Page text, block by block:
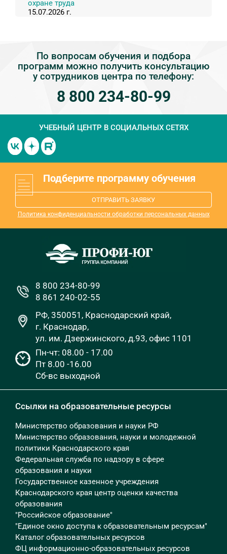
охране труда
15.07.2026 г.
По вопросам обучения и подбора
программ можно получить консультацию
у сотрудников центра по телефону:
8 800 234-80-99
УЧЕБНЫЙ ЦЕНТР В СОЦИАЛЬНЫХ СЕТЯХ
Подберите программу обучения
ОТПРАВИТЬ ЗАЯВКУ
Политика конфиденциальности обработки персональных данных
8 800 234-80-99
8 861 240-02-55
РФ, 350051, Краснодарский край,
г. Краснодар,
ул. им. Дзержинского, д.93, офис 1101
Пн-чт: 08.00 - 17.00
Пт 8.00 -16.00
Сб-вс выходной
Ссылки на образовательные ресурсы
Министерство образования и науки РФ
Министерство образования, науки и молодежной
политики Краснодарского края
Федеральная служба по надзору в сфере
образования и науки
Государственное казенное учреждения
Краснодарского края центр оценки качества
образования
"Российское образование"
"Единое окно доступа к образовательным ресурсам"
Каталог образовательных ресурсов
ФЦ информационно-образовательных ресурсов